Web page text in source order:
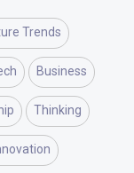
Trends
Business
Thinking